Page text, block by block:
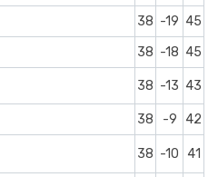
38 -19 45
38 -18 45
38 -13 43
38 -9 42
38 -10 41